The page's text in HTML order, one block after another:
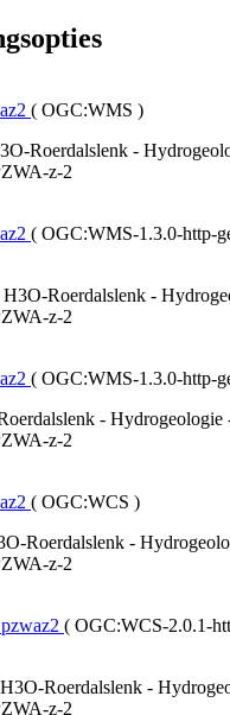
( OGC:WMS )
Roerdalslenk -
z-2
( OGC:WMS-1.3.0-http-
Roerdalslenk -
z-2
( OGC:WMS-1.3.0-http-
- Hydrogeologie
z-2
( OGC:WCS )
Roerdalslenk -
z-2
( OGC:WCS-2.0.1-
Roerdalslenk -
z-2